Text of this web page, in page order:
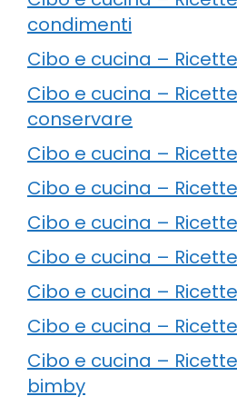
condimenti
Cibo e cucina –
Cibo e cucina –
conservare
Cibo e cucina –
Cibo e cucina –
Cibo e cucina –
Cibo e cucina –
Cibo e cucina –
Cibo e cucina –
Cibo e cucina –
bimby